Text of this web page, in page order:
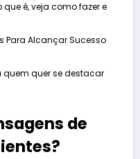
é, veja como fazer e
Para Alcançar Sucesso
quem quer se destacar
de